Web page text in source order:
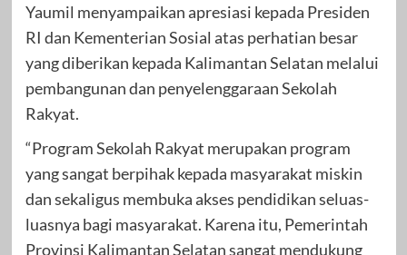
Yaumil menyampaikan apresiasi kepada Presiden
RI dan Kementerian Sosial atas perhatian besar
yang diberikan kepada Kalimantan Selatan melalui
pembangunan dan penyelenggaraan Sekolah
Rakyat.
“Program Sekolah Rakyat merupakan program
yang sangat berpihak kepada masyarakat miskin
dan sekaligus membuka akses pendidikan seluas-
luasnya bagi masyarakat. Karena itu, Pemerintah
Provinsi Kalimantan Selatan sangat mendukung